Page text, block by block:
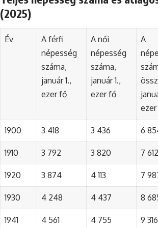
(2025)
Év
A férfi
népesség
száma,
január 1.,
ezer fő
A női
népesség
száma,
január 1.,
ezer fő
A
1900 3 418 3 436 6
1910 3 792 3 820 7 612
1920 3 874 4 113 7
1930 4 248 4 437 8
1941 4 561 4 755 9 316